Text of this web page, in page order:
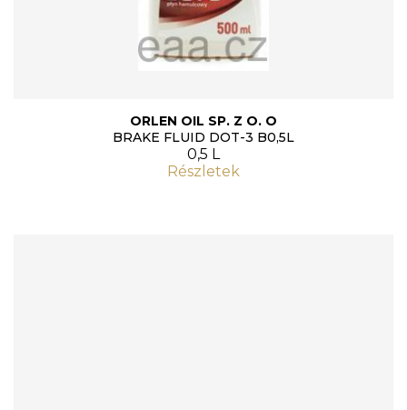
ORLEN OIL SP. Z O. O
BRAKE FLUID DOT-3 B0,5L
0,5 L
Részletek